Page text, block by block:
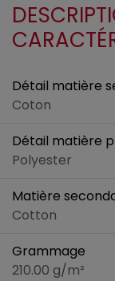
Détail matière
Coton
Détail matière
Polyester
Matière
Cotton
Grammage
210.00 g/m²